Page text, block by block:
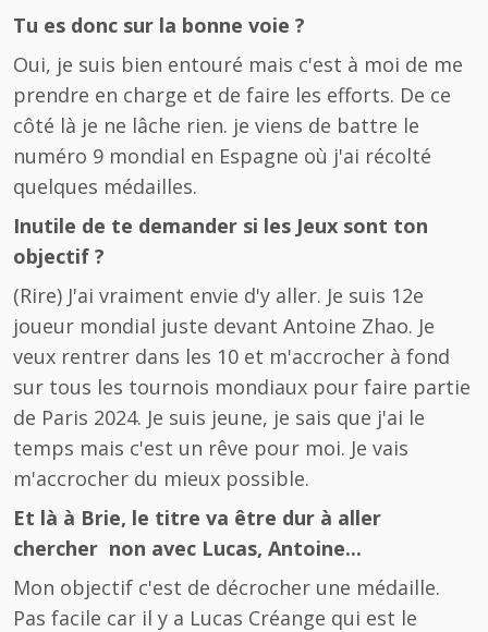
Tu es donc sur la bonne voie ?
Oui, je suis bien entouré mais c'est à moi de me
prendre en charge et de faire les efforts. De ce
côté là je ne lâche rien. je viens de battre le
numéro 9 mondial en Espagne où j'ai récolté
quelques médailles.
Inutile de te demander si les Jeux sont ton
objectif ?
(Rire) J'ai vraiment envie d'y aller. Je suis 12e
joueur mondial juste devant Antoine Zhao. Je
veux rentrer dans les 10 et m'accrocher à fond
sur tous les tournois mondiaux pour faire partie
de Paris 2024. Je suis jeune, je sais que j'ai le
temps mais c'est un rêve pour moi. Je vais
m'accrocher du mieux possible.
Et là à Brie, le titre va être dur à aller
chercher non avec Lucas, Antoine...
Mon objectif c'est de décrocher une médaille.
Pas facile car il y a Lucas Créange qui est le